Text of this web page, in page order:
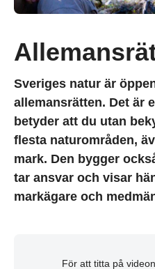
Sveriges natur är
allemansrätten. Det är
betyder att du utan
flesta naturområden,
mark. Den bygger
tar ansvar och visar
markägare och
För att titta på